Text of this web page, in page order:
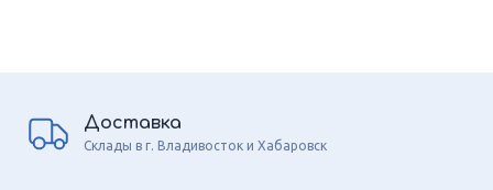
Доставка
Склады в г. Владивосток и Хабаровск